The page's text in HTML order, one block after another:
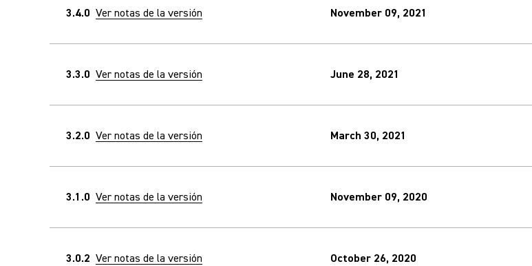
3.4.0 Ver notas de la versión November 09, 2021
3.3.0 Ver notas de la versión June 28, 2021
3.2.0 Ver notas de la versión March 30, 2021
3.1.0 Ver notas de la versión November 09, 2020
3.0.2 Ver notas de la versión October 26, 2020